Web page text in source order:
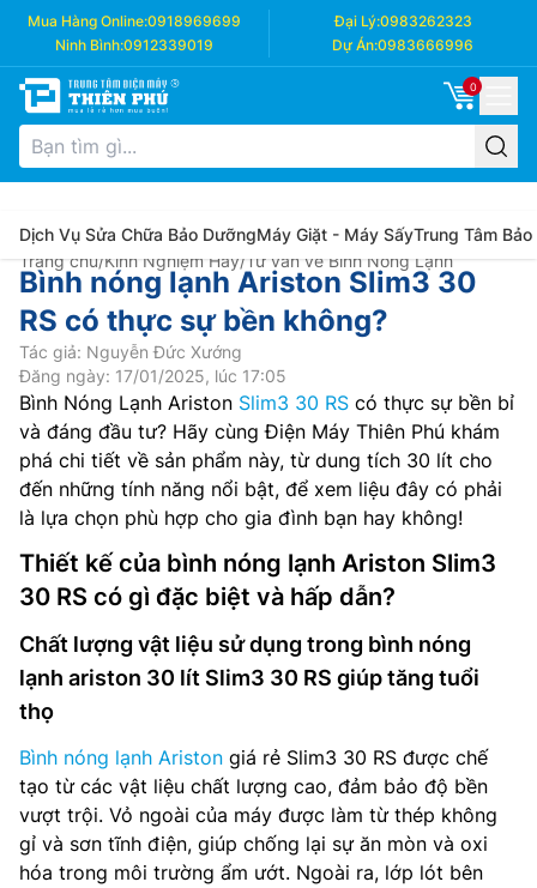
Mua Hàng Online:0918969699 Đại Lý:0983262323
Ninh Bình:0912339019 Dự Án:0983666996
0
Dịch Vụ Sửa Chữa Bảo DưỡngMáy Giặt - Máy SấyTrung Tâm Bảo
Trang chủ/Kinh Nghiệm Hay/Tư vấn về Bình Nóng Lạnh
Bình nóng lạnh Ariston Slim3 30
RS có thực sự bền không?
Tác giả: Nguyễn Đức Xướng
Đăng ngày: 17/01/2025, lúc 17:05
Bình Nóng Lạnh Ariston Slim3 30 RS có thực sự bền bỉ
và đáng đầu tư? Hãy cùng Điện Máy Thiên Phú khám
phá chi tiết về sản phẩm này, từ dung tích 30 lít cho
đến những tính năng nổi bật, để xem liệu đây có phải
là lựa chọn phù hợp cho gia đình bạn hay không!
Thiết kế của bình nóng lạnh Ariston Slim3
30 RS có gì đặc biệt và hấp dẫn?
Chất lượng vật liệu sử dụng trong bình nóng
lạnh ariston 30 lít Slim3 30 RS giúp tăng tuổi
thọ
Bình nóng lạnh Ariston giá rẻ Slim3 30 RS được chế
tạo từ các vật liệu chất lượng cao, đảm bảo độ bền
vượt trội. Vỏ ngoài của máy được làm từ thép không
gỉ và sơn tĩnh điện, giúp chống lại sự ăn mòn và oxi
hóa trong môi trường ẩm ướt. Ngoài ra, lớp lót bên